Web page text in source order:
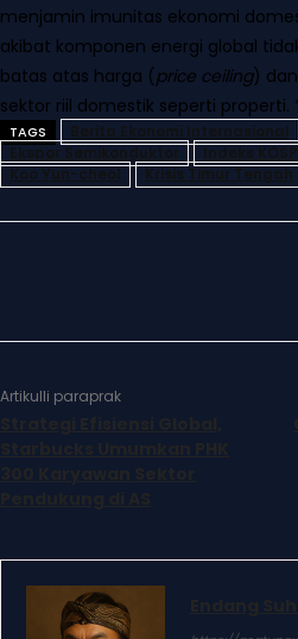
menjamin imunitas ekonomi
akibat komponen energi global
batas atas harga (price ceiling)
sektor riil domestik seperti properti.
TAGS Berita Ekonomi Internasional
Ekspor Semikonduktor
Indeks
Koo Yun-cheol
Krisis Timur Tengah
Artikulli paraprak